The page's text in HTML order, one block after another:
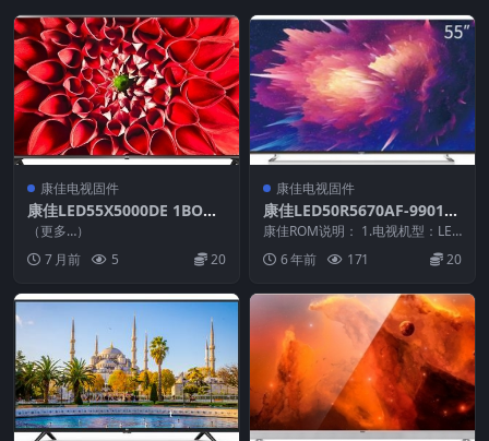
康佳电视固件
康佳LED55X5000DE 1BOM
SAC-20121231_U盘刷机固
件
（更多…）
7 月前
5 20
康佳电视固件
康佳LED50R5670AF-990126
00-V1.0.05-72000425YT-20
140113原厂系统刷机电视固
件包下载
康佳ROM说明： 1.电视机型：LED
50R5670AF 2.物料号：99012...
6 年前 171 20